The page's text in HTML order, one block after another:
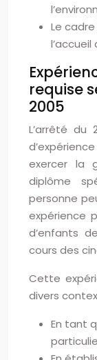
Le
requise
2005
L’arrêté du
exercer la
diplôme
personne
expérience
d’enfants
cours des
Cette
divers
En tant